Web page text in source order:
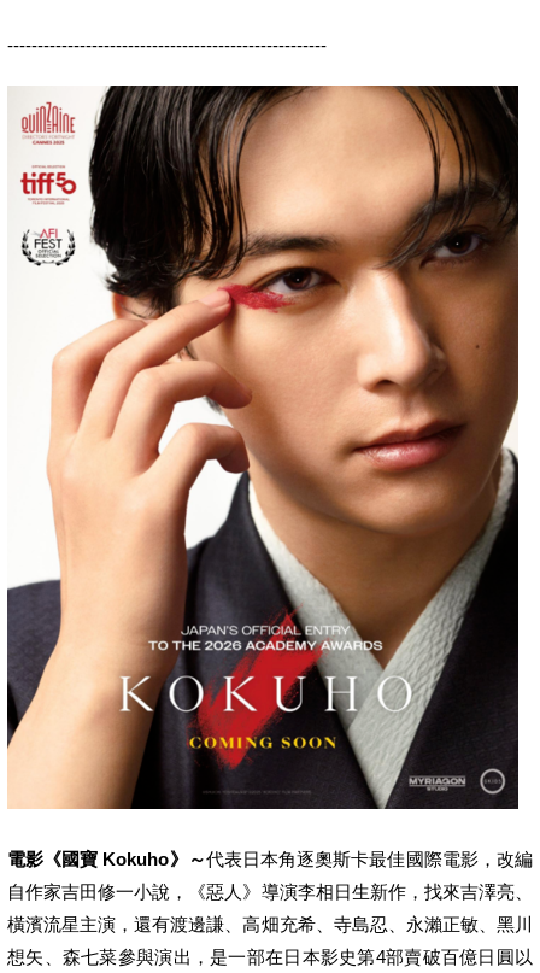
-----------------------------------------------------
電影《國寶 Kokuho》～代表日本角逐奧斯卡最佳國際電影，改編
自作家吉田修一小說，《惡人》導演李相日生新作，找來吉澤亮、
橫濱流星主演，還有渡邊謙、高畑充希、寺島忍、永瀨正敏、黑川
想矢、森七菜參與演出，是一部在日本影史第4部賣破百億日圓以